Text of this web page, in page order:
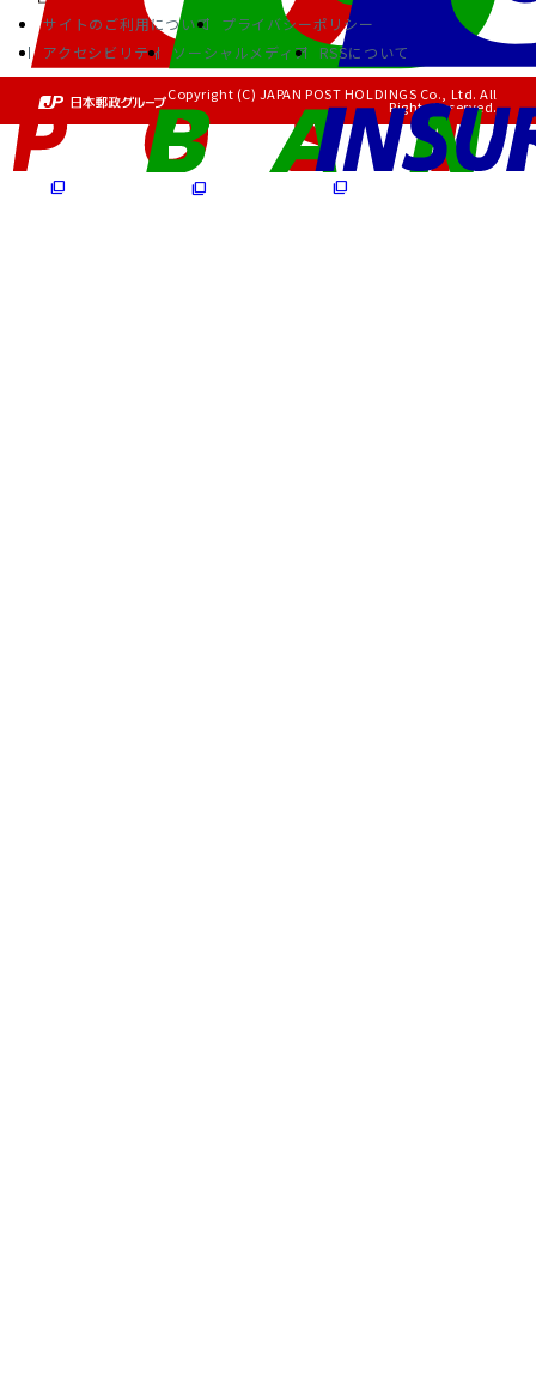
サイトのご利用について
プライバシーポリシー
アクセシビリティ
ソーシャルメディア RSSについて
Copyright (C) JAPAN POST HOLDINGS Co., Ltd. All
Rights Reserved.